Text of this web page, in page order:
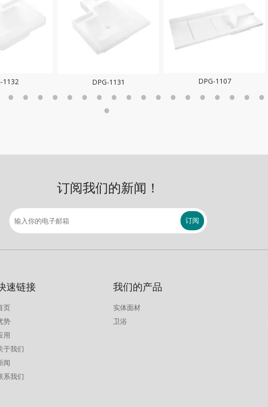
1132 DPG-1131 DPG-1107
订阅我们的新闻！
订阅
速链接
页
势
用
于我们
闻
系我们
我们的产品
实体面材
卫浴